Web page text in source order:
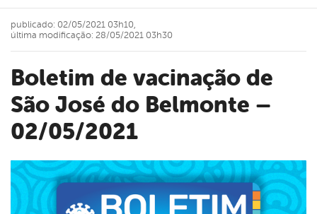
Boletim de vacinação de
São José do Belmonte –
02/05/2021
publicado: 02/05/2021 03h10,
última modificação: 28/05/2021 03h30